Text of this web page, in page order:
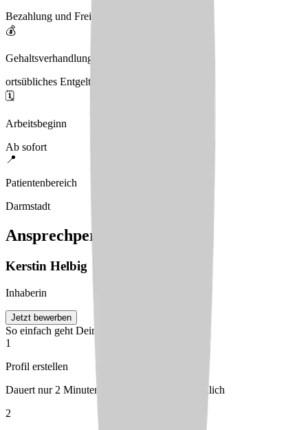
Bezahlung und Freizeitausgleich
💰
Gehaltsverhandlungen
ortsübliches Entgeltniveau
🗓️
Arbeitsbeginn
Ab sofort
📍
Patientenbereich
Darmstadt
Ansprechperson
Kerstin Helbig
Inhaberin
Jetzt bewerben
So einfach geht Deine Bewerbung
1
Profil erstellen
Dauert nur 2 Minuten – kostenlos & unverbindlich
2